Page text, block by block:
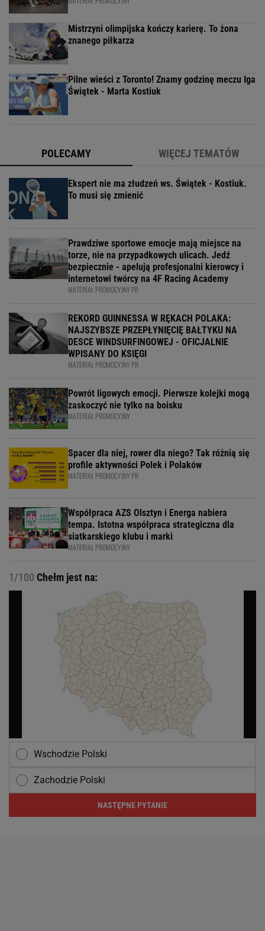
Mistrzyni olimpijska kończy karierę. To żona
znanego piłkarza
Pilne wieści z Toronto! Znamy godzinę meczu Iga
Świątek - Marta Kostiuk
POLECAMY WIĘCEJ TEMATÓW
Ekspert nie ma złudzeń ws. Świątek - Kostiuk.
To musi się zmienić
Prawdziwe sportowe emocje mają miejsce na
torze, nie na przypadkowych ulicach. Jedź
bezpiecznie - apelują profesjonalni kierowcy i
internetowi twórcy na 4F Racing Academy
MATERIAŁ PROMOCYJNY PR
REKORD GUINNESSA W RĘKACH POLAKA:
NAJSZYBSZE PRZEPŁYNIĘCIĘ BAŁTYKU NA
DESCE WINDSURFINGOWEJ - OFICJALNIE
WPISANY DO KSIĘGI
MATERIAŁ PROMOCYJNY PR
Powrót ligowych emocji. Pierwsze kolejki mogą
zaskoczyć nie tylko na boisku
MATERIAŁ PROMOCYJNY
Spacer dla niej, rower dla niego? Tak różnią się
profile aktywności Polek i Polaków
MATERIAŁ PROMOCYJNY PR
Współpraca AZS Olsztyn i Energa nabiera
tempa. Istotna współpraca strategiczna dla
siatkarskiego klubu i marki
MATERIAŁ PROMOCYJNY
1/100 Chełm jest na:
Wschodzie Polski
Zachodzie Polski
NASTĘPNE PYTANIE